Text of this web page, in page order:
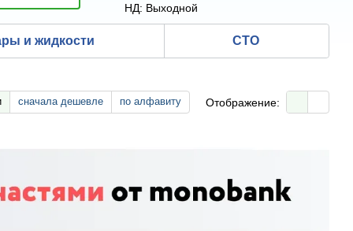
НД: Выходной
и жидкости СТО
сначала дешевле по алфавиту Отображение: